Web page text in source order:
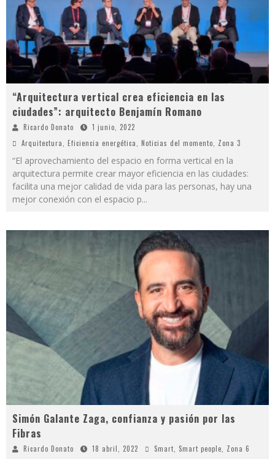
“Arquitectura vertical crea eficiencia en las
ciudades”: arquitecto Benjamín Romano
Ricardo Donato
1 junio, 2022
Arquitectura
Eficiencia energética Noticias del momento Zona 3
“El aprovechamiento del espacio en forma vertical en la
arquitectura permite crear mayor eficiencia en las ciudades:
facilita una mejor calidad de vida para las personas, hay una
mejor conexión con el espacio p...
Simón Galante Zaga, confianza y pasión por las
Fibras
Ricardo Donato 18 abril, 2022 Smart Smart people Zona 6